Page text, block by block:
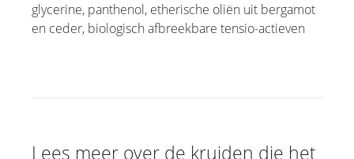
glycerine, panthenol, etherische oliën uit bergamot
en ceder, biologisch afbreekbare tensio-actieven
Lees meer over de kruiden die het